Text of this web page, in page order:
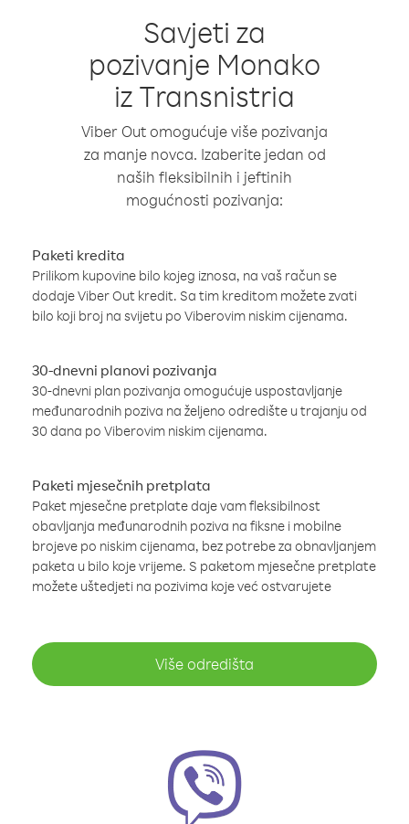
Savjeti za
pozivanje Monako
iz Transnistria
Viber Out omogućuje više pozivanja
za manje novca. Izaberite jedan od
naših fleksibilnih i jeftinih
mogućnosti pozivanja:
Paketi kredita
Prilikom kupovine bilo kojeg iznosa, na vaš račun se
dodaje Viber Out kredit. Sa tim kreditom možete zvati
bilo koji broj na svijetu po Viberovim niskim cijenama.
30-dnevni planovi pozivanja
30-dnevni plan pozivanja omogućuje uspostavljanje
međunarodnih poziva na željeno odredište u trajanju od
30 dana po Viberovim niskim cijenama.
Paketi mjesečnih pretplata
Paket mjesečne pretplate daje vam fleksibilnost
obavljanja međunarodnih poziva na fiksne i mobilne
brojeve po niskim cijenama, bez potrebe za obnavljanjem
paketa u bilo koje vrijeme. S paketom mjesečne pretplate
možete uštedjeti na pozivima koje već ostvarujete
Više odredišta